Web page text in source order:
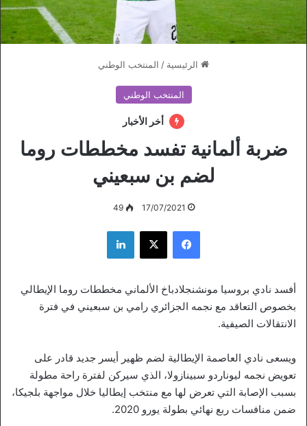
الرئيسية / المنتخب الوطني
المنتخب الوطني
أخر الأخبار
ضربة ألمانية تفسد مخططات روما
لضم بن سبعيني
17/07/2021
49
فيسبوك ‫X لينكدإن
أفسد نادي بروسيا مونشنجلادباخ الألماني مخططات روما الإيطالي
بخصوص التعاقد مع نجمه الجزائري رامي بن سبعيني في فترة
الانتقالات الصيفية.
ويسعى نادي العاصمة الإيطالية لضم ظهير أيسر جديد قادر على
تعويض نجمه ليوناردو سبينازولا، الذي سيركن لفترة راحة مطولة
بسبب الإصابة التي تعرض لها مع منتخب إيطاليا خلال مواجهة بلجيكا،
ضمن منافسات ربع نهائي بطولة يورو 2020.